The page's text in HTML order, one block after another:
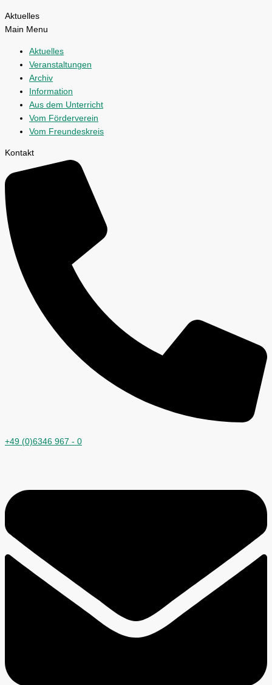
Aktuelles
Main Menu
Aktuelles
Veranstaltungen
Archiv
Information
Aus dem Unterricht
Vom Förderverein
Vom Freundeskreis
Kontakt
+49 (0)6346 967 - 0